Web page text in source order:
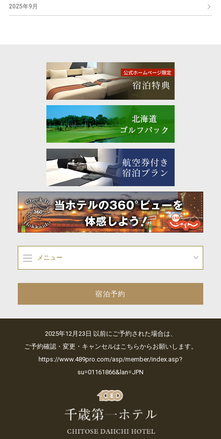
2025年9月
メニュー
宿泊予約
2025年12月23日 以前にご予約された場合は、
ご予約確認・変更・キャンセルはこちらからお願いします。
https://www.489pro.com/asp/member/index.asp?
su=01161866&lan=JPN